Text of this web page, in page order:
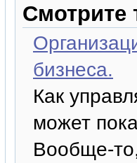
Смотрите
бизнеса.
Как
может
Вообще-